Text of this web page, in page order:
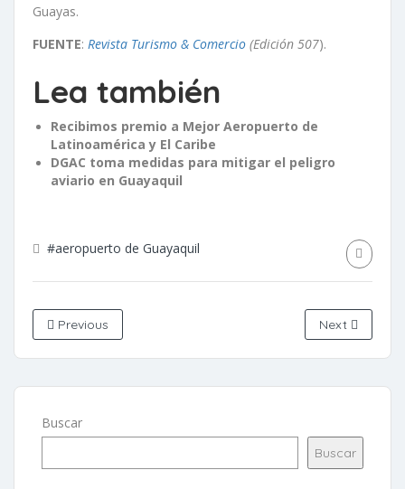
Guayas.
FUENTE: Revista Turismo & Comercio (Edición 507).
Lea también
Recibimos premio a Mejor Aeropuerto de
Latinoamérica y El Caribe
DGAC toma medidas para mitigar el peligro
aviario en Guayaquil
#aeropuerto de Guayaquil
Previous Next
Buscar
Buscar